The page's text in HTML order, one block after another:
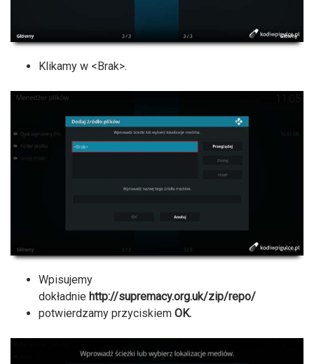
Klikamy w <Brak>.
Wpisujemy
dokładnie http://supremacy.org.uk/zip/repo/
potwierdzamy przyciskiem OK.